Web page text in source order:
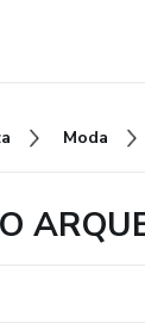
Moda